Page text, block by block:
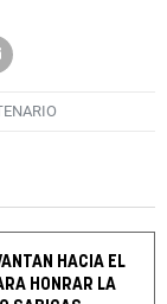
HACIA EL
HONRAR LA